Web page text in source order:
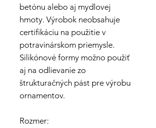
betónu alebo aj mydlovej
hmoty. Výrobok neobsahuje
certifikáciu na použitie v
potravinárskom priemysle.
Silikónové formy možno použiť
aj na odlievanie zo
štrukturačných pást pre výrobu
ornamentov.
Rozmer: